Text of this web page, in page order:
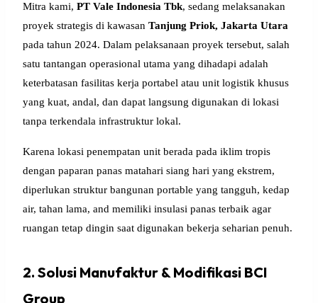
Mitra kami, PT Vale Indonesia Tbk, sedang melaksanakan
proyek strategis di kawasan Tanjung Priok, Jakarta Utara
pada tahun 2024. Dalam pelaksanaan proyek tersebut, salah
satu tantangan operasional utama yang dihadapi adalah
keterbatasan fasilitas kerja portabel atau unit logistik khusus
yang kuat, andal, dan dapat langsung digunakan di lokasi
tanpa terkendala infrastruktur lokal.
Karena lokasi penempatan unit berada pada iklim tropis
dengan paparan panas matahari siang hari yang ekstrem,
diperlukan struktur bangunan portable yang tangguh, kedap
air, tahan lama, and memiliki insulasi panas terbaik agar
ruangan tetap dingin saat digunakan bekerja seharian penuh.
2. Solusi Manufaktur & Modifikasi BCI
Group